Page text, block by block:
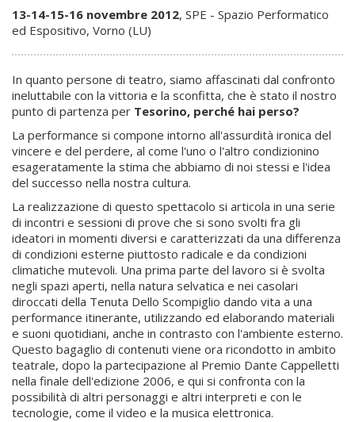
13-14-15-16 novembre 2012, SPE - Spazio Performatico
ed Espositivo, Vorno (LU)
In quanto persone di teatro, siamo affascinati dal confronto
ineluttabile con la vittoria e la sconfitta, che è stato il nostro
punto di partenza per Tesorino, perché hai perso?
La performance si compone intorno all'assurdità ironica del
vincere e del perdere, al come l'uno o l'altro condizionino
esageratamente la stima che abbiamo di noi stessi e l'idea
del successo nella nostra cultura.
La realizzazione di questo spettacolo si articola in una serie
di incontri e sessioni di prove che si sono svolti fra gli
ideatori in momenti diversi e caratterizzati da una differenza
di condizioni esterne piuttosto radicale e da condizioni
climatiche mutevoli. Una prima parte del lavoro si è svolta
negli spazi aperti, nella natura selvatica e nei casolari
diroccati della Tenuta Dello Scompiglio dando vita a una
performance itinerante, utilizzando ed elaborando materiali
e suoni quotidiani, anche in contrasto con l'ambiente esterno.
Questo bagaglio di contenuti viene ora ricondotto in ambito
teatrale, dopo la partecipazione al Premio Dante Cappelletti
nella finale dell'edizione 2006, e qui si confronta con la
possibilità di altri personaggi e altri interpreti e con le
tecnologie, come il video e la musica elettronica.